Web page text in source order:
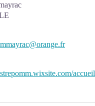
accueil